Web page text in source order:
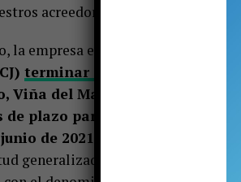
acreedores”.
la empresa en paralelo a la
terminar con las concesiones
Viña del Mar, Puerto Varas y
de plazo para materializar el
de 2021)
y además que les
generalizada de la industria para